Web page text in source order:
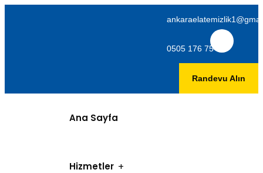
0505 176 75 06
Randevu Alın
Ana Sayfa
Hizmetler